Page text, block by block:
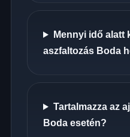
Mennyi idő alatt
aszfaltozás Boda
Tartalmazza az
Boda esetén?